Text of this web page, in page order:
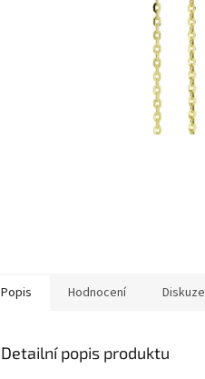
Popis Hodnocení Diskuze
Detailní popis produktu